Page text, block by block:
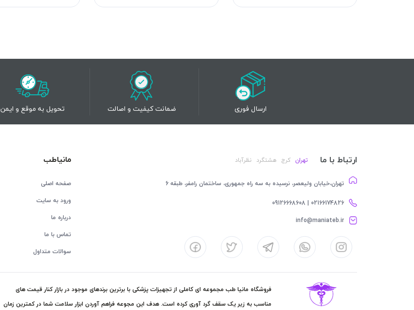
ارسال فوری ضمانت کیفیت و اصالت تحویل به موقع و ایمن
ارتباط با ما تهران کرج هشتگرد نظرآباد
تهران،خیابان ولیعصر، نرسیده به سه راه جمهوری، ساختمان رامفر، طبقه 6
02166174826 | 09126668608
info@maniateb.ir
مانیاطب
صفحه اصلی
ورود به سایت
درباره ما
تماس با ما
سوالات متداول
فروشگاه مانیا طب مجموعه ای کاملی از تجهیزات پزشکی با برترین برندهای موجود در بازار کنار قیمت های
مناسب به زیر یک سقف گرد آوری کرده است. هدف این مجوعه فراهم آوردن ابزار سلامت شما در کمترین زمان